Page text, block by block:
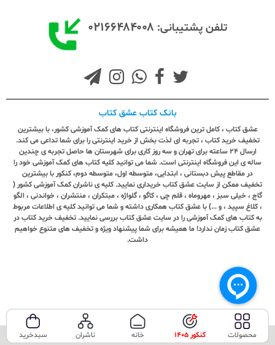
تلفن پشتیبانی: ۰۲۱۶۶۴۸۴۰۰۸
بانک کتاب عشق کتاب
عشق کتاب ، کامل ترین فروشگاه اینترنتی کتاب های کمک آموزشی کشور، با بیشترین
تخفیف خرید کتاب ، تجربه ای لذت بخش از خرید اینترنتی را برای شما تداعی می کند.
ارسال ٢٤ ساعته برای تهران و سه روز کاری برای شهرستان ها حاصل تجربه ی چندین
ساله ی این فروشگاه اینترنتی است. شما می توانید کلیه کتاب های کمک آموزشی خود را
در مقاطع پیش دبستانی ، ابتدایی، متوسطه اول، متوسطه دوم، کنکور با بیشترین
تخفیف ممکن از سایت عشق کتاب خریداری نمایید. کلیه ی ناشران کمک آموزشی کشور (
گاج ، خیلی سبز ، مهروماه ، قلم چی ، کاگو ، گلواژه ، مبتکران ، منتشران ، خواندنی ، الگو
، کلاغ سپید ، و ...) با عشق کتاب همکاری داشته و شما می توانید کلیه ی اطلاعات مربوط
به کتاب های کمک آموزشی را در سایت عشق کتاب بررسی نمایید. تخفیف خرید کتاب در
عشق کتاب زمان ندارد! ما همیشه برای شما پیشنهاد ویژه و تخفیف های متنوع خواهیم
داشت.
تمامی حقوق این سایت متعلق به فروشگاه عشق کتاب می‌باشد. محصولات کنکور 1405 خانه ناشران سبدخرید